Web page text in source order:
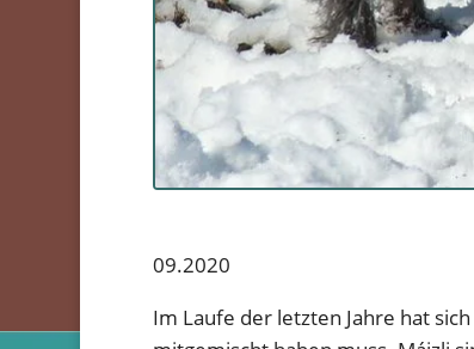
09.2020
Im Laufe der letzten Jahre hat